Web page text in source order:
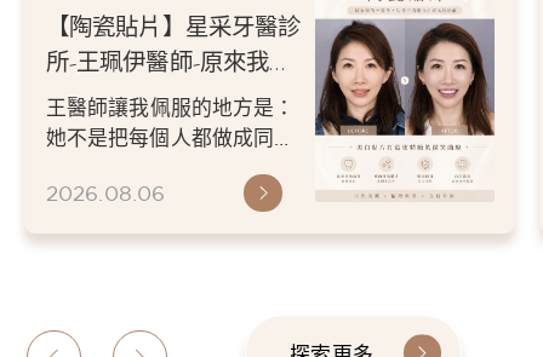
【陶瓷貼片】星采牙醫診
所-王珮伊醫師-原來我的
不愛笑，只是不喜歡自己
原本的牙齒
王醫師讓我佩服的地方是：
她不是把每個人都做成同一
更適合自己的樣子。 現...
2026.08.06